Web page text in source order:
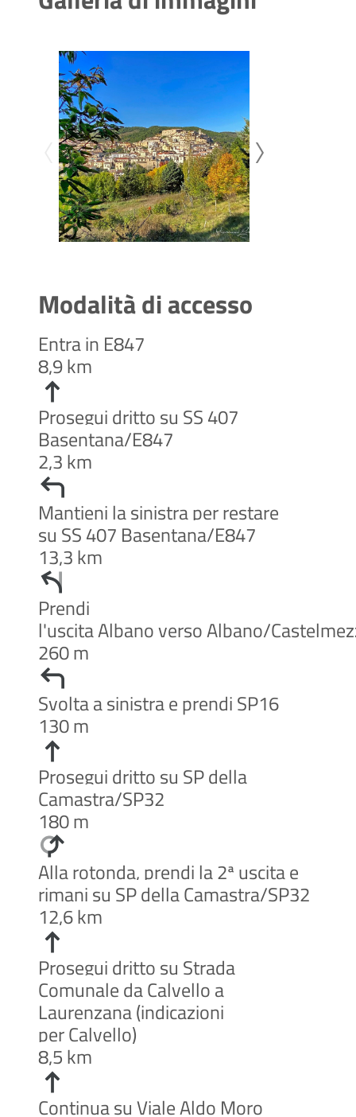
Modalità di accesso
Entra in E847
8,9 km
Prosegui dritto su SS 407
Basentana/E847
2,3 km
Mantieni la sinistra per restare
su SS 407 Basentana/E847
13,3 km
Prendi
l'uscita Albano verso Albano/
260 m
Svolta a sinistra e prendi SP16
130 m
Prosegui dritto su SP della
Camastra/SP32
180 m
Alla rotonda, prendi la 2ª uscita e
rimani su SP della Camastra/SP32
12,6 km
Prosegui dritto su Strada
Comunale da Calvello a
Laurenzana (indicazioni
per Calvello)
8,5 km
Continua su Viale Aldo Moro